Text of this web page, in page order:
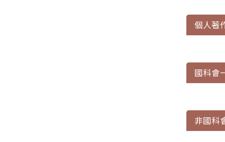
個人著
國科會
非國科